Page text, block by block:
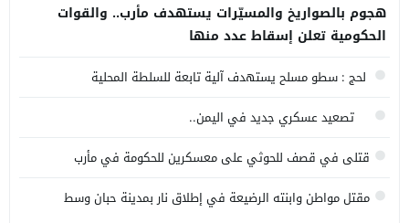
هجوم بالصواريخ والمسيّرات يستهدف مأرب.. والقوات
الحكومية تعلن إسقاط عدد منها
لحج : سطو مسلح يستهدف آلية تابعة للسلطة المحلية
تصعيد عسكري جديد في اليمن..
قتلى في قصف للحوثي على معسكرين للحكومة في مأرب
مقتل مواطن وابنته الرضيعة في إطلاق نار بمدينة حبان وسط